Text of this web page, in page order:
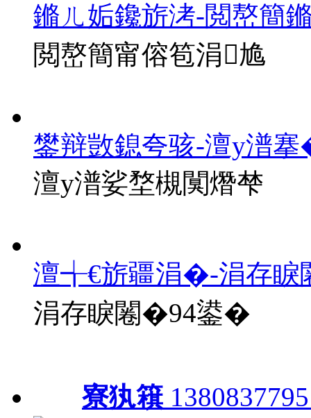
鏅ㄦ姤鑱旂洘-閲嶅簡
閲嶅簡甯傛笣涓尯
鐢辩敳鎴夸骇-澶у潽
澶у潽娑堥槻闃熸梺
澶╅€旂疆涓�-涓存睙
涓存睙闂�94鍙�
寮犱簯